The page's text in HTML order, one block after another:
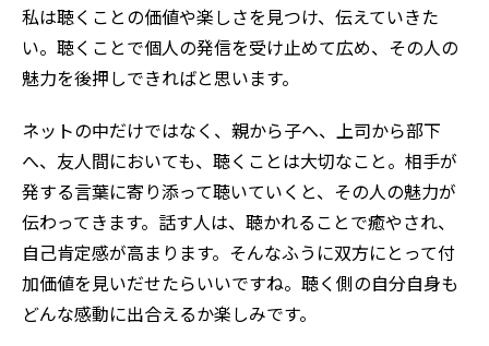
私は聴くことの価値や楽しさを見つけ、伝えていきた
い。聴くことで個人の発信を受け止めて広め、その人の
魅力を後押しできればと思います。
ネットの中だけではなく、親から子へ、上司から部下
へ、友人間においても、聴くことは大切なこと。相手が
発する言葉に寄り添って聴いていくと、その人の魅力が
伝わってきます。話す人は、聴かれることで癒やされ、
自己肯定感が高まります。そんなふうに双方にとって付
加価値を見いだせたらいいですね。聴く側の自分自身も
どんな感動に出合えるか楽しみです。